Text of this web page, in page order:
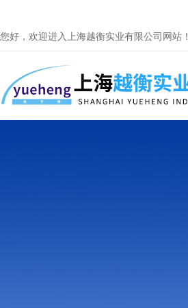
您好，欢迎进入上海越衡实业有限公司网站！